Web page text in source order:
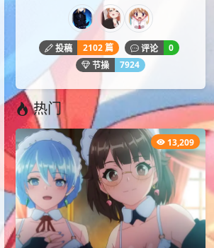
投稿 2102 篇 评论
0
节操
7924
热门
13,209